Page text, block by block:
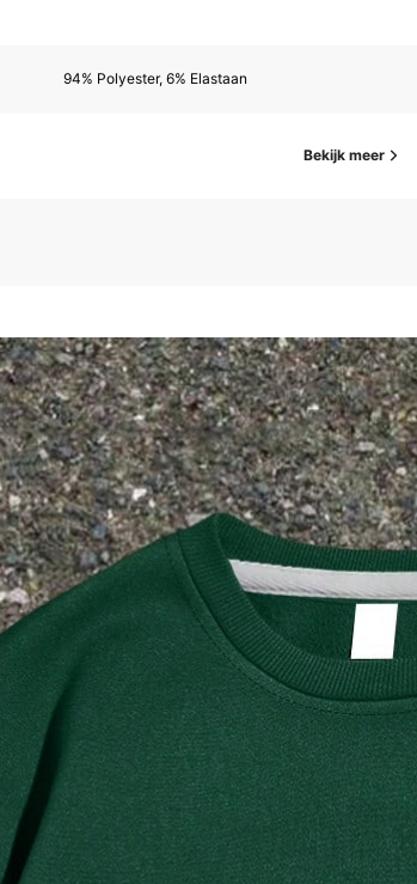
94% Polyester, 6% Elastaan
Bekijk meer